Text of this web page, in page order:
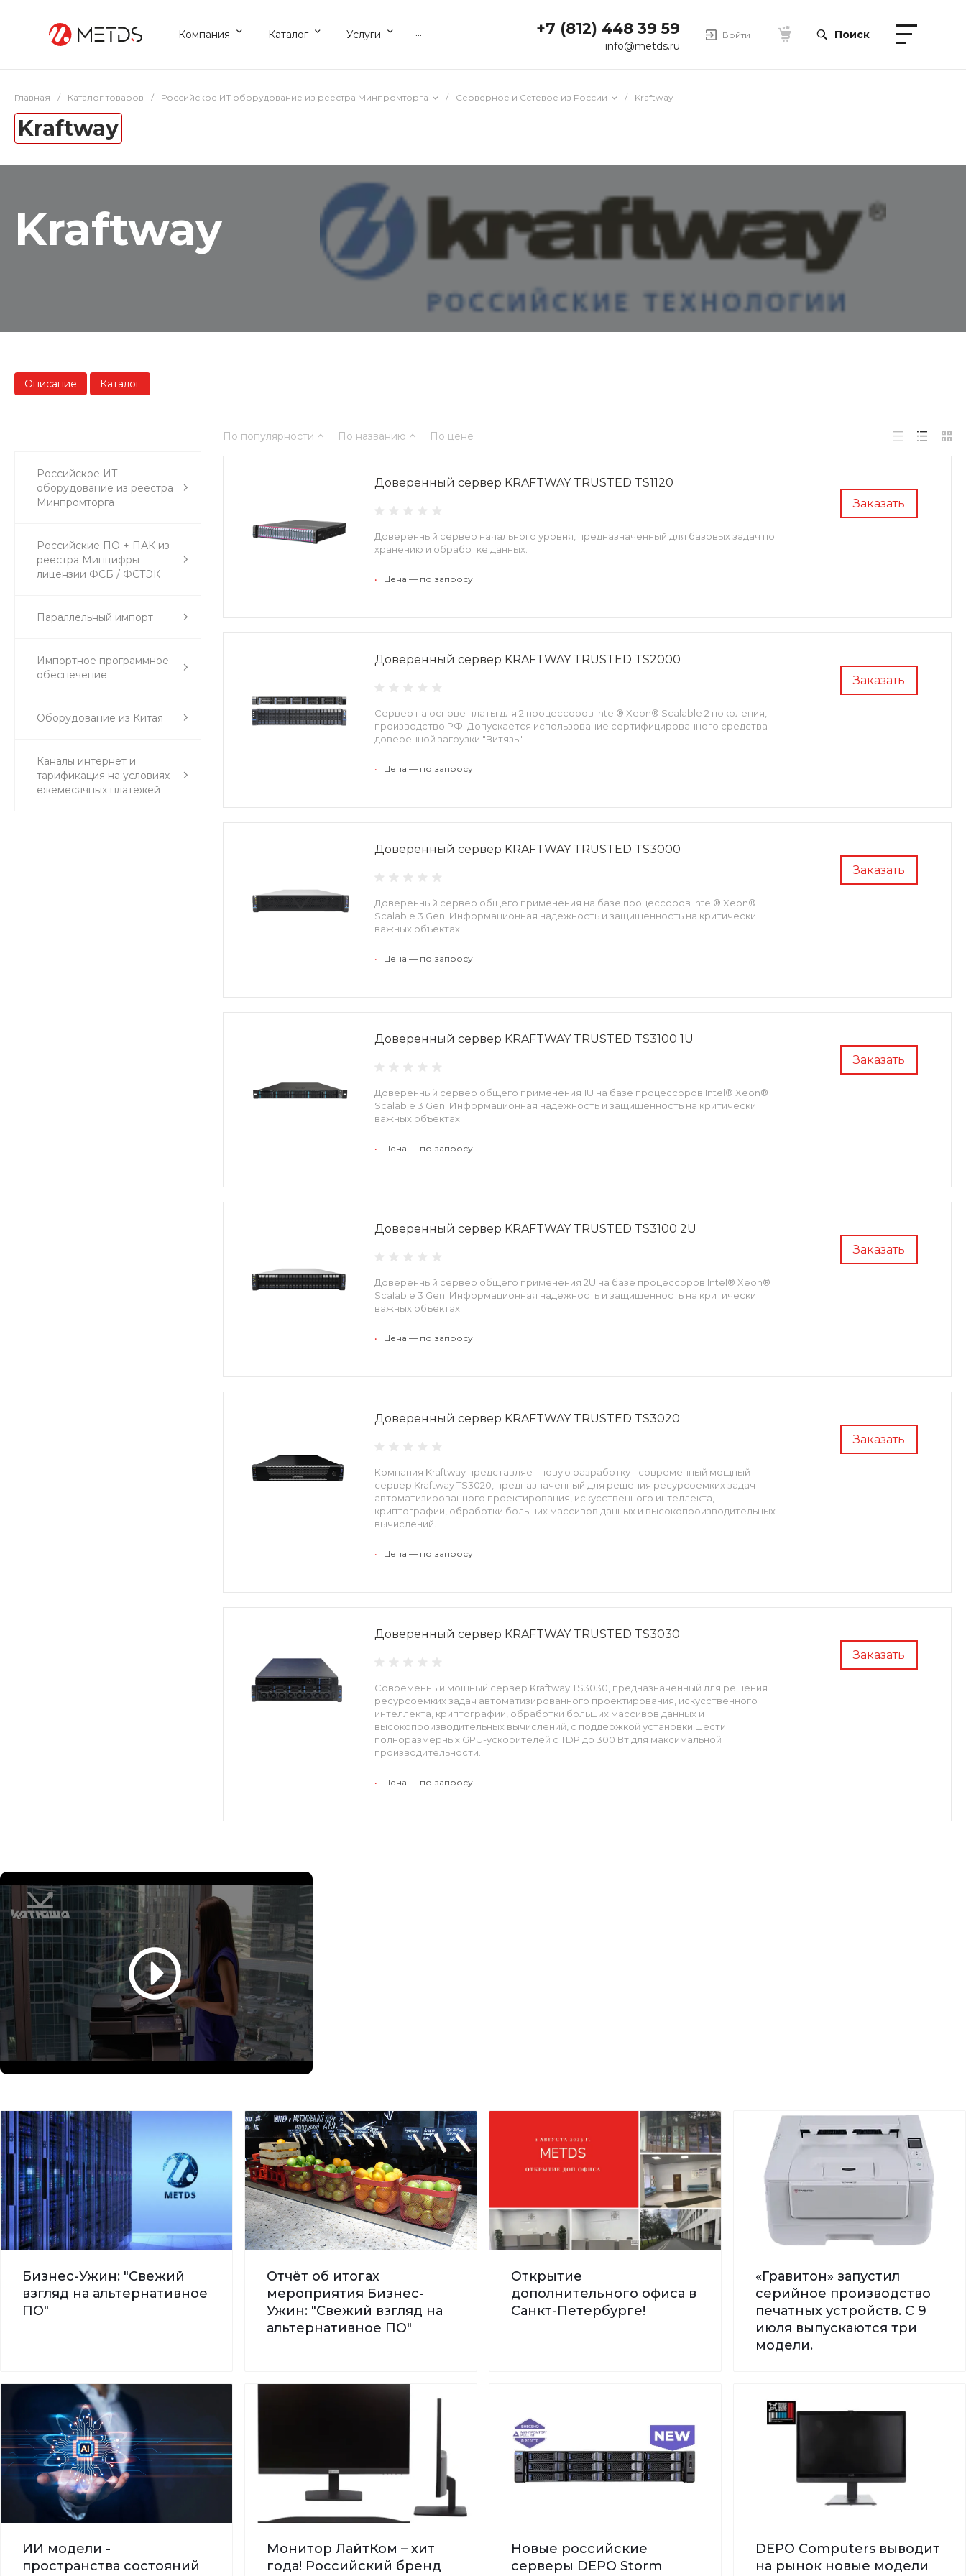
Компания Каталог Услуги ... +7 (812) 448 39 59
info@metds.ru
Войти Поиск
Главная / Каталог товаров / Российское ИТ оборудование из реестра Минпромторга / Серверное и Сетевое из России / Kraftway
Kraftway
Kraftway
Описание Каталог
Российское ИТ
оборудование из реестра
Минпромторга
Российские ПО + ПАК из
реестра Минцифры
лицензии ФСБ / ФСТЭК
Параллельный импорт
Импортное программное
обеспечение
Оборудование из Китая
Каналы интернет и
тарификация на условиях
ежемесячных платежей
По популярности По названию По цене
Заказать
Доверенный сервер KRAFTWAY TRUSTED TS1120
Доверенный сервер начального уровня, предназначенный для базовых задач по
хранению и обработке данных.
• Цена — по запросу
Заказать
Доверенный сервер KRAFTWAY TRUSTED TS2000
Сервер на основе платы для 2 процессоров Intel® Xeon® Scalable 2 поколения,
производство РФ. Допускается использование сертифицированного средства
доверенной загрузки "Витязь".
• Цена — по запросу
Заказать
Доверенный сервер KRAFTWAY TRUSTED TS3000
Доверенный сервер общего применения на базе процессоров Intel® Xeon®
Scalable 3 Gen. Информационная надежность и защищенность на критически
важных объектах.
• Цена — по запросу
Заказать
Доверенный сервер KRAFTWAY TRUSTED TS3100 1U
Доверенный сервер общего применения 1U на базе процессоров Intel® Xeon®
Scalable 3 Gen. Информационная надежность и защищенность на критически
важных объектах.
• Цена — по запросу
Заказать
Доверенный сервер KRAFTWAY TRUSTED TS3100 2U
Доверенный сервер общего применения 2U на базе процессоров Intel® Xeon®
Scalable 3 Gen. Информационная надежность и защищенность на критически
важных объектах.
• Цена — по запросу
Заказать
Доверенный сервер KRAFTWAY TRUSTED TS3020
Компания Kraftway представляет новую разработку - современный мощный
сервер Kraftway TS3020, предназначенный для решения ресурсоемких задач
автоматизированного проектирования, искусственного интеллекта,
криптографии, обработки больших массивов данных и высокопроизводительных
вычислений.
• Цена — по запросу
Заказать
Доверенный сервер KRAFTWAY TRUSTED TS3030
Cовременный мощный сервер Kraftway TS3030, предназначенный для решения
ресурсоемких задач автоматизированного проектирования, искусственного
интеллекта, криптографии, обработки больших массивов данных и
высокопроизводительных вычислений, с поддержкой установки шести
полноразмерных GPU-ускорителей с TDP до 300 Вт для максимальной
производительности.
• Цена — по запросу
Бизнес-Ужин: "Свежий
взгляд на альтернативное
ПО"
Отчёт об итогах
мероприятия Бизнес-
Ужин: "Свежий взгляд на
альтернативное ПО"
Открытие
дополнительного офиса в
Санкт-Петербурге!
«Гравитон» запустил
серийное производство
печатных устройств. С 9
июля выпускаются три
модели.
ИИ модели -
пространства состояний
Монитор ЛайтКом – хит
года! Российский бренд
Новые российские
серверы DEPO Storm
DEPO Computers выводит
на рынок новые модели